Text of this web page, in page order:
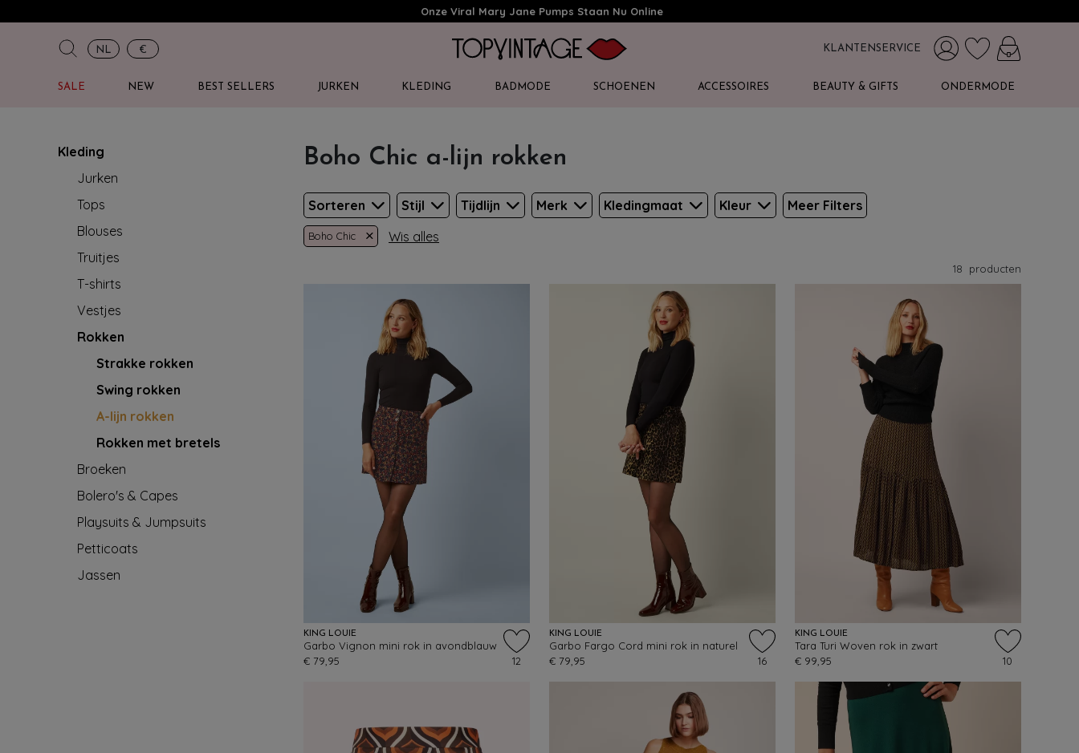
Onze Viral Mary Jane Pumps Staan Nu Online
NL € KLANTENSERVICE
SALE NEW BEST SELLERS JURKEN KLEDING BADMODE SCHOENEN ACCESSOIRES BEAUTY & GIFTS ONDERMODE
Kleding
Jurken
Tops
Blouses
Truitjes
T-shirts
Vestjes
Rokken
Strakke rokken
Swing rokken
A-lijn rokken
Rokken met bretels
Broeken
Bolero's & Capes
Playsuits & Jumpsuits
Petticoats
Jassen
Boho Chic a-lijn rokken
Sorteren Stijl Tijdlijn Merk Kledingmaat Kleur Meer Filters
Boho Chic × Wis alles
18 producten
KING LOUIE
Garbo Vignon mini rok in avondblauw
€ 79,95
12
KING LOUIE
Garbo Fargo Cord mini rok in naturel
€ 79,95
16
KING LOUIE
Tara Turi Woven rok in zwart
€ 99,95
10